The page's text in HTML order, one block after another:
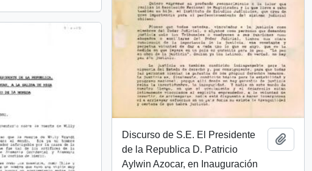
Discurso de S.E. El Presidente
de la Republica D. Patricio
Aylwin Azocar, en Inauguración